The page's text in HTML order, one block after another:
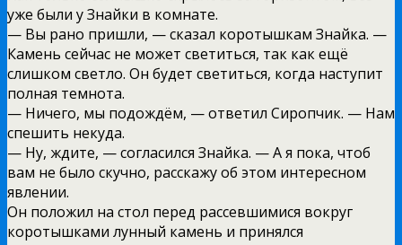
уже были у Знайки в комнате.
— Вы рано пришли, — сказал коротышкам Знайка. —
Камень сейчас не может светиться, так как ещё
слишком светло. Он будет светиться, когда наступит
полная темнота.
— Ничего, мы подождём, — ответил Сиропчик. — Нам
спешить некуда.
— Ну, ждите, — согласился Знайка. — А я пока, чтоб
вам не было скучно, расскажу об этом интересном
явлении.
Он положил на стол перед рассевшимися вокруг
коротышками лунный камень и принялся